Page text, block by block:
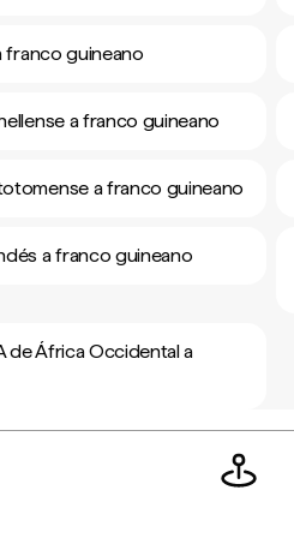
franco guineano
a franco guineano
a franco guineano
a franco guineano
de África Occidental a